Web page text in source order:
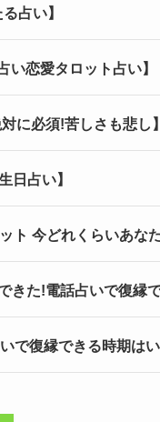
占い】
恋愛タロット占い】
に必須!苦しさも悲し】
日占い】
今どれくらいあな
きた!電話占いで復縁で
で復縁できる時期はい